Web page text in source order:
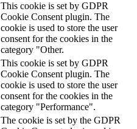
This cookie is set by GDPR
Cookie Consent plugin. The
cookie is used to store the user
consent for the cookies in the
category "Other.
This cookie is set by GDPR
Cookie Consent plugin. The
cookie is used to store the user
consent for the cookies in the
category "Performance".
The cookie is set by the GDPR